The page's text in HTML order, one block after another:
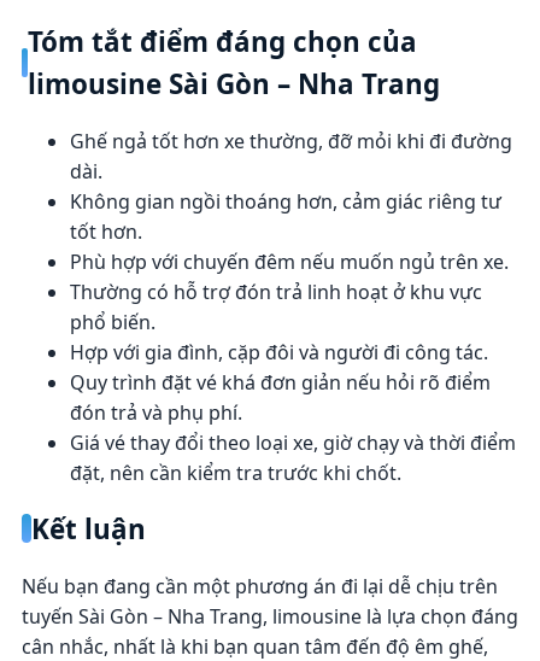
Tóm tắt điểm đáng chọn của
limousine Sài Gòn – Nha Trang
Ghế ngả tốt hơn xe thường, đỡ mỏi khi đi đường
dài.
Không gian ngồi thoáng hơn, cảm giác riêng tư
tốt hơn.
Phù hợp với chuyến đêm nếu muốn ngủ trên xe.
Thường có hỗ trợ đón trả linh hoạt ở khu vực
phổ biến.
Hợp với gia đình, cặp đôi và người đi công tác.
Quy trình đặt vé khá đơn giản nếu hỏi rõ điểm
đón trả và phụ phí.
Giá vé thay đổi theo loại xe, giờ chạy và thời điểm
đặt, nên cần kiểm tra trước khi chốt.
Kết luận
Nếu bạn đang cần một phương án đi lại dễ chịu trên
tuyến Sài Gòn – Nha Trang, limousine là lựa chọn đáng
cân nhắc, nhất là khi bạn quan tâm đến độ êm ghế,